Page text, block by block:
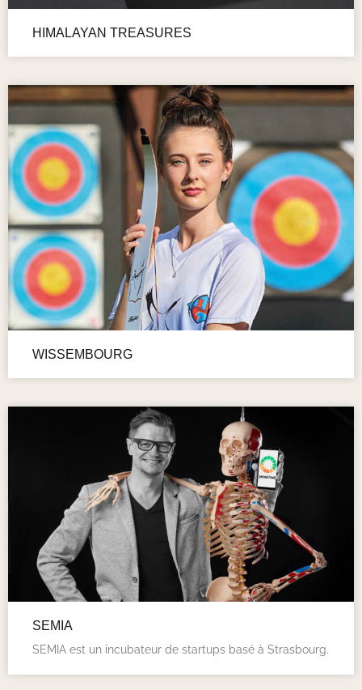
HIMALAYAN TREASURES
WISSEMBOURG
SEMIA
SEMIA est un incubateur de startups basé à Strasbourg.